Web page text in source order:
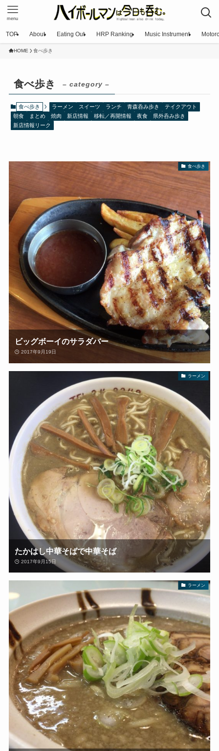
menu
TOP About Eating Out HRP Ranking Music Instrument
HOME 食べ歩き
食べ歩き – category –
食べ歩き ラーメン スイーツ ランチ 青森呑み歩き
テイクアウト
朝食
まとめ 焼肉 新店情報 移転／再開情報 夜食
県外呑み歩き
新店情報リーク
食べ歩き
ビッグボーイのサラダバー
2017年9月19日
ラーメン
たかはし中華そばで中華そば
2017年9月15日
ラーメン